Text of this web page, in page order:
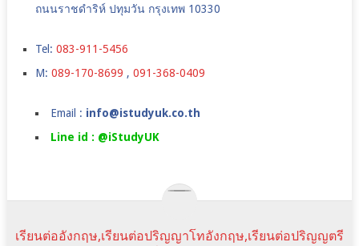
ถนนราชดำริห์ ปทุมวัน กรุงเทพ 10330
Tel: 083-911-5456
M: 089-170-8699 , 091-368-0409
Email : info@istudyuk.co.th
Line id : @iStudyUK
เรียนต่ออังกฤษ,เรียนต่อปริญญาโทอังกฤษ,เรียนต่อปริญญตรี